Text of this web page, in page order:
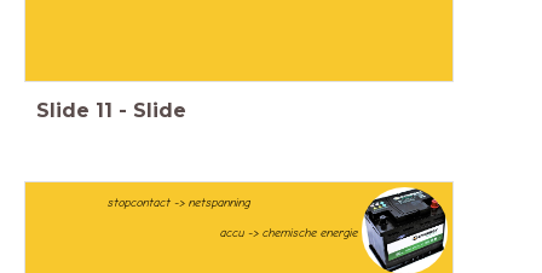
Slide 11 - Slide
stopcontact -> netspanning
accu -> chemische energie